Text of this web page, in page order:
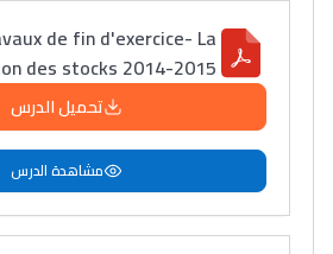
de fin d'exercice- La
des stocks 2014-2015
تحميل الدرس
مشاهدة الدرس